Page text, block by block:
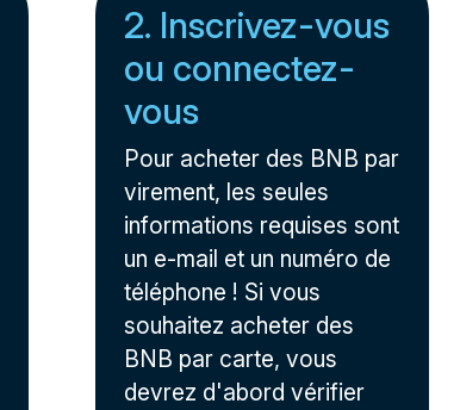
2. Inscrivez-vous
ou connectez-
vous
Pour acheter des BNB par
virement, les seules
informations requises sont
un e-mail et un numéro de
téléphone ! Si vous
souhaitez acheter des
BNB par carte, vous
devrez d'abord vérifier